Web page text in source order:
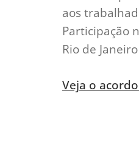
aos
Participação
Rio de
Veja o